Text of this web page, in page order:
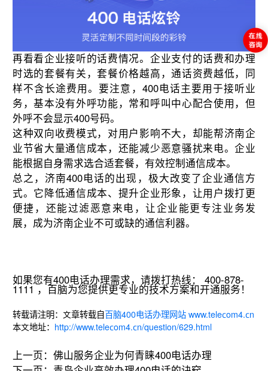
再看看企业接听的话费情况。企业支付的话费和办理
时选的套餐有关，套餐价格越高，通话资费越低，同
样不含长途费用。要注意，400电话主要用于接听业
务，基本没有外呼功能，常和呼叫中心配合使用，但
外呼不会显示400号码。
这种双向收费模式，对用户影响不大，却能帮济南企
业节省大量通信成本，还能减少恶意骚扰来电。企业
能根据自身需求选合适套餐，有效控制通信成本。
总之，济南400电话的出现，极大改变了企业通信方
式。它降低通信成本、提升企业形象，让用户拨打更
便捷，还能过滤恶意来电，让企业能更专注业务发
展，成为济南企业不可或缺的通信利器。
如果您有400电话办理需求，请拨打热线： 400-878-
1111 ，百脑为您提供更专业的技术方案和开通服务！
转载请注明：文章转载自百脑400电话办理网站 www.telecom4.cn
本文地址： http://www.telecom4.cn/question/629.html
上一页： 佛山服务企业为何青睐400电话办理